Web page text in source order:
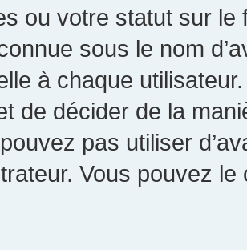
ou votre statut sur
sous le nom
à chaque utilisateur.
de décider de la
pas utiliser
Vous pouvez